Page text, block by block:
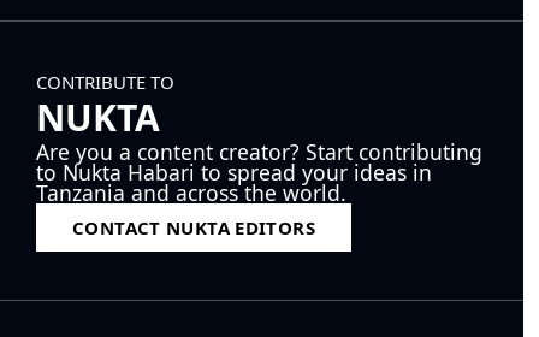
CONTRIBUTE TO
NUKTA
Are you a content creator? Start contributing
to Nukta Habari to spread your ideas in
Tanzania and across the world.
CONTACT NUKTA EDITORS